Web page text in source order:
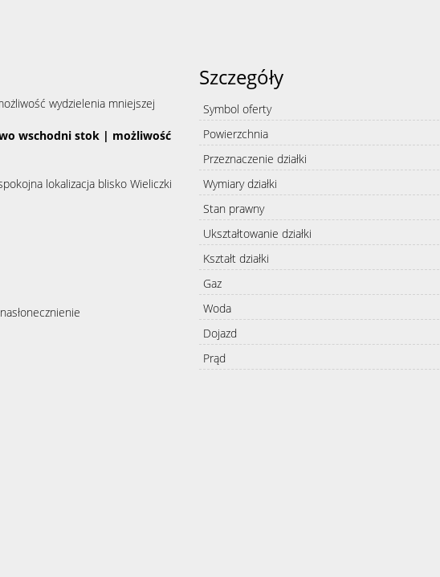
wydzielenia mniejszej
wschodni stok | możliwość
lokalizacja blisko Wieliczki
Szczegóły
Symbol oferty
Powierzchnia
Przeznaczenie działki
Wymiary działki
Stan prawny
Ukształtowanie działki
Kształt działki
Gaz
Woda
Dojazd
Prąd